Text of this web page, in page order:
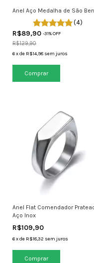
Anel Aço Medalha de São
(4)
R$89,90 -31% OFF
R$129,90
6xde R$14,98 sem juros
Comprar
Anel Flat Comendador
Aço Inox
R$109,90
6xde R$18,32 sem juros
Comprar